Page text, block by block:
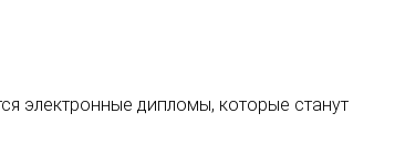
электронные дипломы, которые станут